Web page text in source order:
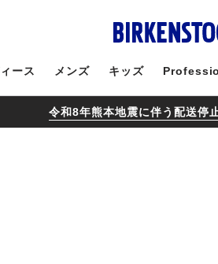
ース メンズ キッズ
令和8年熊本地震に伴う配送停